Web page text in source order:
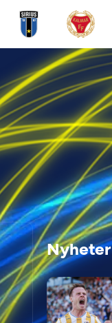
Nyheter